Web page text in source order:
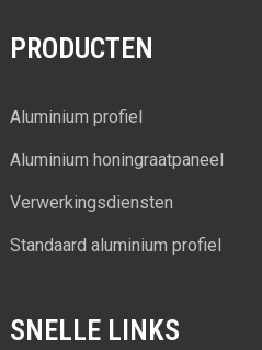
PRODUCTEN
Aluminium profiel
Aluminium honingraatpaneel
Verwerkingsdiensten
Standaard aluminium profiel
SNELLE LINKS